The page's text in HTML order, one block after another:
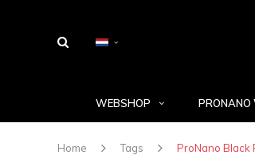
WEBSHOP
Home Tags ProNano Black